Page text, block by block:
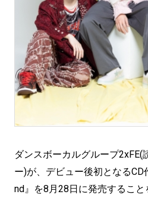
ダンスボーカルグループ2xFE(
ー)が、デビュー後初となるCD
nd』を8月28日に発売すること